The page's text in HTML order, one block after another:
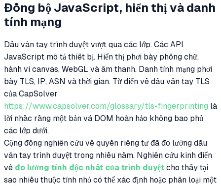
Đồng bộ JavaScript, hiển thị và danh
tính mạng
Dấu vân tay trình duyệt vượt qua các lớp. Các API
JavaScript mô tả thiết bị. Hiển thị phơi bày phông chữ,
hành vi canvas, WebGL và âm thanh. Danh tính mạng phơi
bày TLS, IP, ASN và thời gian. Từ điển về dấu vân tay TLS
của CapSolver
https://www.capsolver.com/glossary/tls-fingerprinting là
lời nhắc rằng một bản vá DOM hoàn hảo không bao phủ
các lớp dưới.
Cộng đồng nghiên cứu về quyền riêng tư đã đo lường dấu
vân tay trình duyệt trong nhiều năm. Nghiên cứu kinh điển
về đo lường tính độc nhất của trình duyệt cho thấy tại
sao nhiều thuộc tính nhỏ có thể xác định hoặc phân loại một